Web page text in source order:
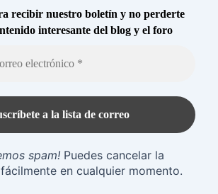
recibir nuestro boletín y no perderte
interesante del blog y el foro
spam! Puedes cancelar la
en cualquier momento.